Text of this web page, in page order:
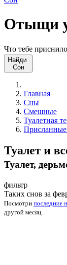
Отыщи
Что тебе
Найди
Сон
Главная
Сны
Смешные
Туалетная
Присланные
Туалет и
Туалет,
фильтр
Таких снов за
Посмотри последние
другой месяц